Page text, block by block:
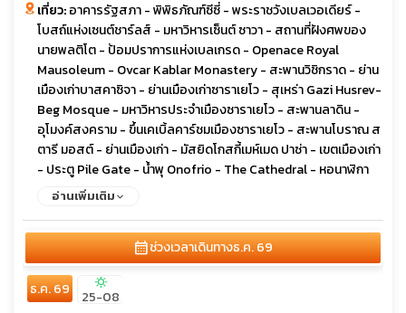
เที่ยว:อาคารรัฐสภา - พิพิธภัณฑ์ซีซี่ - พระราชวังเบลเวอเดียร์ -
โบสถ์แห่งเซนต์ชาร์ลส์ - มหาวิหารเซ็นต์ ซาวา - สถานที่ฝังศพของ
นายพลติโต - ป้อมปราการแห่งเบลเกรด - Openace Royal
Mausoleum - Ovcar Kablar Monastery - สะพานวิชิกราด - ย่าน
เมืองเก่าบาสคาซิจา - ย่านเมืองเก่าซาราเยโว - สุเหร่า Gazi Husrev-
Beg Mosque - มหาวิหารประจำเมืองซาราเยโว - สะพานลาดิน -
อุโมงค์สงคราม - ขึ้นเคเบิ้ลคาร์ชมเมืองซาราเยโว - สะพานโบราณ ส
ตารี มอสต์ - ย่านเมืองเก่า - มัสยิดโกสกี้เมห์เมด ปาซ่า - เขตเมืองเก่า
- ประตู Pile Gate - น้ำพุ Onofrio - The Cathedral - หอนาฬิกา
โบราณ - พระราชวังเรคเตอร์ - สปอนซา พาเลส - ถนนสตราดัน -
จอห์น - อนุสาวรีย์กษัตริย์นิโคลา - จัตุรัส Trg Republike - โบสถ์
The Cathedral of the Resurrection of Christ - อนุสาวรีย์
Jasikovac - เมืองเก่าเบราเน - อาราม Durdevi Stupovi
Monastery - มัสยิดสุลตานมูรัดที่สอง - หอคอย Ganica Kula -
อ่านเพิ่มเติม
calendar_monthช่วงเวลาเดินทางธ.ค. 69
ธ.ค. 69 sunny
25-08